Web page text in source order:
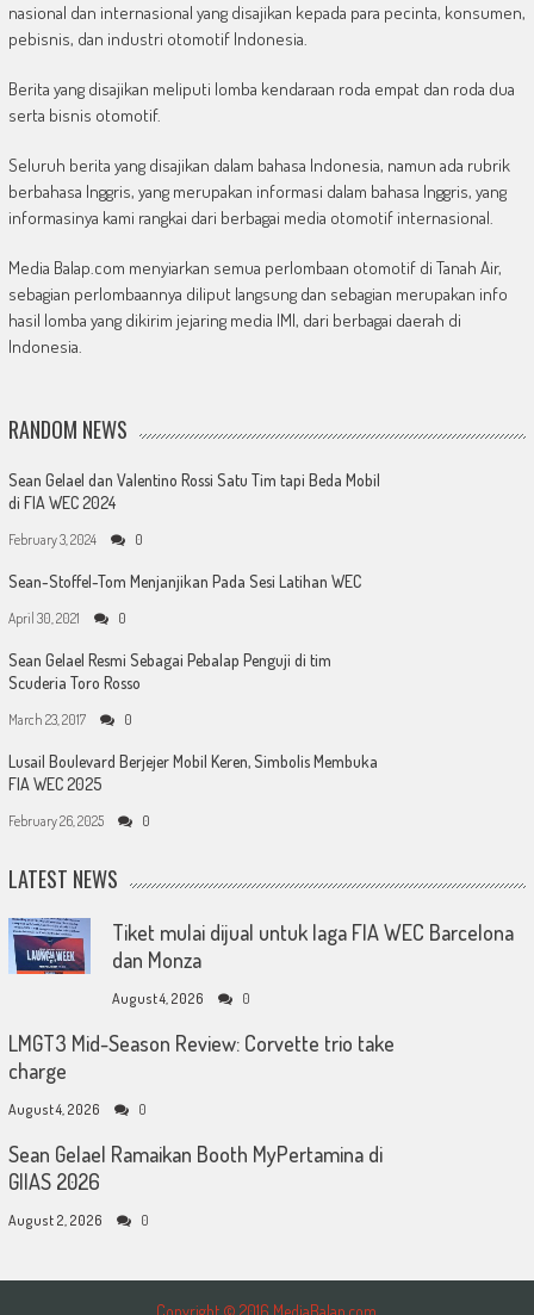
nasional dan internasional yang disajikan kepada para pecinta, konsumen,
pebisnis, dan industri otomotif Indonesia.
Berita yang disajikan meliputi lomba kendaraan roda empat dan roda dua
serta bisnis otomotif.
Seluruh berita yang disajikan dalam bahasa Indonesia, namun ada rubrik
berbahasa Inggris, yang merupakan informasi dalam bahasa Inggris, yang
informasinya kami rangkai dari berbagai media otomotif internasional.
Media Balap.com menyiarkan semua perlombaan otomotif di Tanah Air,
sebagian perlombaannya diliput langsung dan sebagian merupakan info
hasil lomba yang dikirim jejaring media IMI, dari berbagai daerah di
Indonesia.
RANDOM NEWS
Sean Gelael dan Valentino Rossi Satu Tim tapi Beda Mobil
di FIA WEC 2024
February 3, 2024 0
Sean-Stoffel-Tom Menjanjikan Pada Sesi Latihan WEC
April 30, 2021 0
Sean Gelael Resmi Sebagai Pebalap Penguji di tim
Scuderia Toro Rosso
March 23, 2017 0
Lusail Boulevard Berjejer Mobil Keren, Simbolis Membuka
FIA WEC 2025
February 26, 2025 0
LATEST NEWS
Tiket mulai dijual untuk laga FIA WEC Barcelona
dan Monza
August 4, 2026 0
LMGT3 Mid-Season Review: Corvette trio take
charge
August 4, 2026 0
Sean Gelael Ramaikan Booth MyPertamina di
GIIAS 2026
August 2, 2026 0